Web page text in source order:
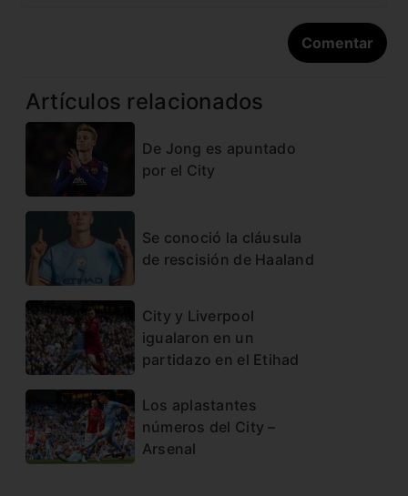
Artículos relacionados
De Jong es apuntado
por el City
Se conoció la cláusula
de rescisión de Haaland
City y Liverpool
igualaron en un
partidazo en el Etihad
Los aplastantes
números del City –
Arsenal